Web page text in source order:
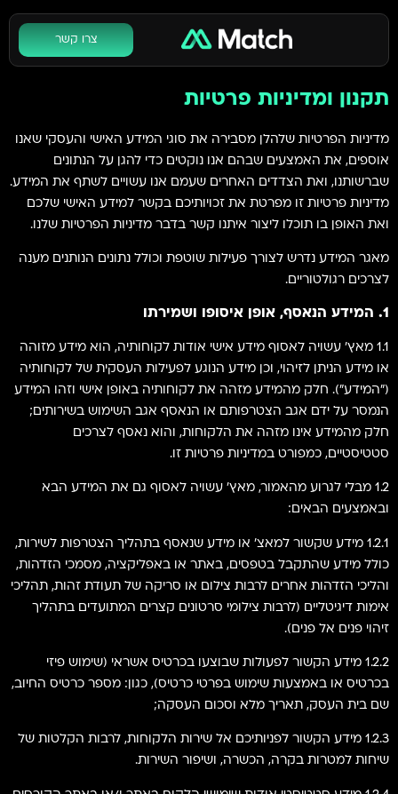
צרו קשר
תקנון ומדיניות פרטיות
מדיניות הפרטיות שלהלן מסבירה את סוגי המידע האישי והעסקי שאנו
אוספים, את האמצעים שבהם אנו נוקטים כדי להגן על הנתונים
שברשותנו, ואת הצדדים האחרים שעמם אנו עשויים לשתף את המידע.
מדיניות פרטיות זו מפרטת את זכויותיכם בקשר למידע האישי שלכם
ואת האופן בו תוכלו ליצור איתנו קשר בדבר מדיניות הפרטיות שלנו.
מאגר המידע נדרש לצורך פעילות שוטפת וכולל נתונים הנותנים מענה
לצרכים רגולטוריים.
1. המידע הנאסף, אופן איסופו ושמירתו
1.1 מאץ' עשויה לאסוף מידע אישי אודות לקוחותיה, הוא מידע מזוהה
או מידע הניתן לזיהוי, וכן מידע הנוגע לפעילות העסקית של לקוחותיה
("המידע"). חלק מהמידע מזהה את לקוחותיה באופן אישי וזהו המידע
הנמסר על ידם אגב הצטרפותם או הנאסף אגב השימוש בשירותים;
חלק מהמידע אינו מזהה את הלקוחות, והוא נאסף לצרכים
סטטיסטיים, כמפורט במדיניות פרטיות זו.
1.2 מבלי לגרוע מהאמור, מאץ' עשויה לאסוף גם את המידע הבא
ובאמצעים הבאים:
1.2.1 מידע שקשור למאצ' או מידע שנאסף בתהליך הצטרפות לשירות,
כולל מידע שהתקבל בטפסים, באתר או באפליקציה, מסמכי הזדהות,
והליכי הזדהות אחרים לרבות צילום או סריקה של תעודת זהות, תהליכי
אימות דיגיטליים (לרבות צילומי סרטונים קצרים המתועדים בתהליך
זיהוי פנים אל פנים).
1.2.2 מידע הקשור לפעולות שבוצעו בכרטיס אשראי (שימוש פיזי
בכרטיס או באמצעות שימוש בפרטי כרטיס), כגון: מספר כרטיס החיוב,
שם בית העסק, תאריך מלא וסכום העסקה;
1.2.3 מידע הקשור לפניותיכם אל שירות הלקוחות, לרבות הקלטות של
שיחות למטרות בקרה, הכשרה, ושיפור השירות.